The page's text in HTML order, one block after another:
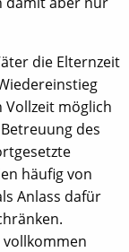
die Elternzeit
Vollzeit möglich
des
häufig von
Anlass dafür
vollkommen